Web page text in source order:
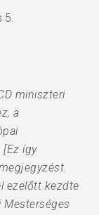
5.
miniszteri
a
így
ezelőtt kezdte